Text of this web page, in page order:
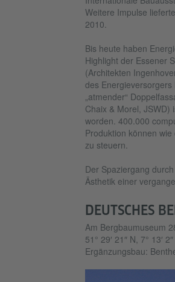
Weitere Impulse
2010.
Bis heute haben
Highlight der Essener
(Architekten
des Energieversorgers
„atmender“
Chaix & Morel,
worden. 400.000
Produktion können
zu steuern.
Der Spaziergang
Ästhetik einer
DEUTSCHES
Am Bergbaumuseum
51° 29′ 21″ N, 7° 13′
Ergänzungsbau: